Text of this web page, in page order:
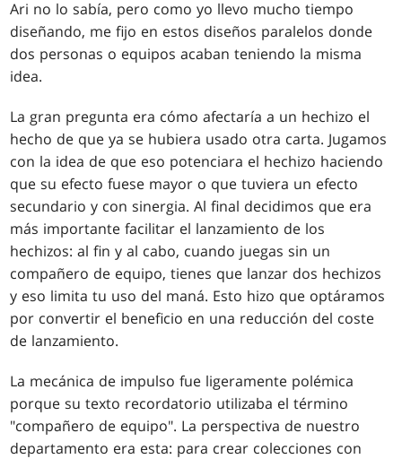
Ari no lo sabía, pero como yo llevo mucho tiempo
diseñando, me fijo en estos diseños paralelos donde
dos personas o equipos acaban teniendo la misma
idea.
La gran pregunta era cómo afectaría a un hechizo el
hecho de que ya se hubiera usado otra carta. Jugamos
con la idea de que eso potenciara el hechizo haciendo
que su efecto fuese mayor o que tuviera un efecto
secundario y con sinergia. Al final decidimos que era
más importante facilitar el lanzamiento de los
hechizos: al fin y al cabo, cuando juegas sin un
compañero de equipo, tienes que lanzar dos hechizos
y eso limita tu uso del maná. Esto hizo que optáramos
por convertir el beneficio en una reducción del coste
de lanzamiento.
La mecánica de impulso fue ligeramente polémica
porque su texto recordatorio utilizaba el término
"compañero de equipo". La perspectiva de nuestro
departamento era esta: para crear colecciones con